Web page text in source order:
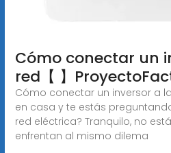
️Cómo conectar un
red【 ️】
Cómo conectar un inversor a
en casa y te estás
red eléctrica? Tranquilo, no
enfrentan al mismo dilema